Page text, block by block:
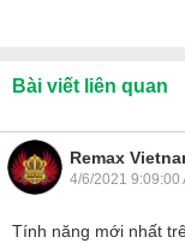
Bài viết liên quan
Remax
4/6/2021 9:09:00
Tính năng mới nhất